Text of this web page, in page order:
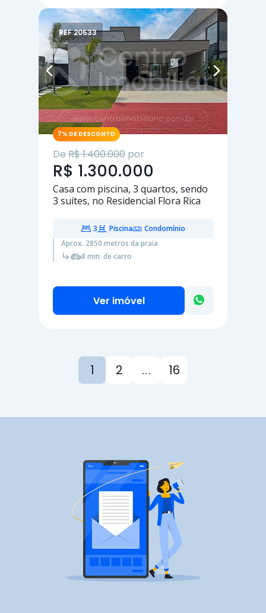
REF 20533
7% DE DESCONTO
De R$ 1.400.000 por
R$ 1.300.000
Casa com piscina, 3 quartos, sendo
3 suítes, no Residencial Flora Rica
3 Piscina
Condomínio
Aprox. 2850 metros da praia
8 min. de carro
Ver imóvel
1 2 ... 16